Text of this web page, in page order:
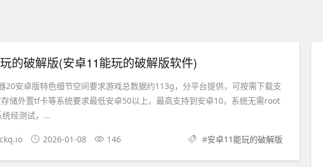
的破解版(安卓11能玩的破解版软件)
20安卓版特色细节空间要求游戏总数据约113g，分平台提供，可按需下载支
储外置tf卡等系统要求最低安卓50以上，最高支持到安卓10，系统无需root
经测试，...
2026-01-08 146 #安卓11能玩的破解版